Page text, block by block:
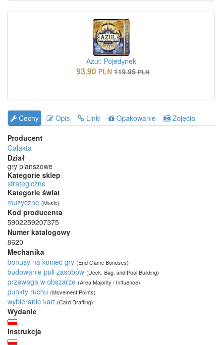
Azul: Pojedynek
93.90 PLN 119.95 PLN
Cechy Opis Linki Opakowanie
Zdjęcia
Producent
Galakta
Dział
gry planszowe
Kategorie sklep
strategiczne
Kategorie świat
muzyczne (Music)
Kod producenta
5902259207375
Numer katalogowy
8620
Mechanika
bonusy na koniec gry (End Game Bonuses)
budowanie puli zasobów (Deck, Bag, and Pool Building)
przewaga w obszarze (Area Majority / Influence)
punkty ruchu (Movement Points)
wybieranie kart (Card Drafting)
Wydanie
Instrukcja